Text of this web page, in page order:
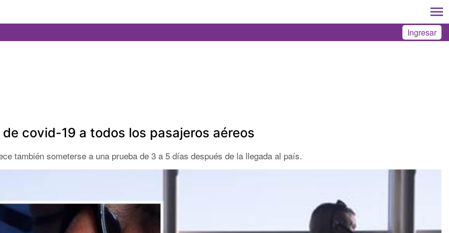
Ingresar
covid-19 a todos los pasajeros aéreos
también someterse a una prueba de 3 a 5 días después de la llegada al país.